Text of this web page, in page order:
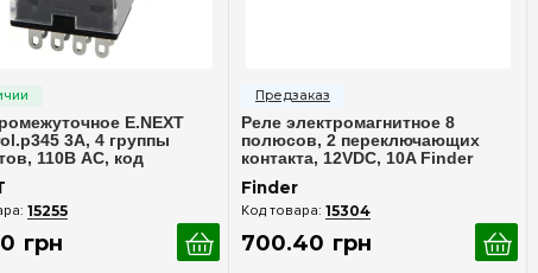
E.NEXT
3А, 4 группы
110В AC, код
15255
грн
Реле электромагнитное 8
полюсов, 2 переключающих
контакта, 12VDC, 10A Finder
601290120040
Finder
15304
700.40 грн